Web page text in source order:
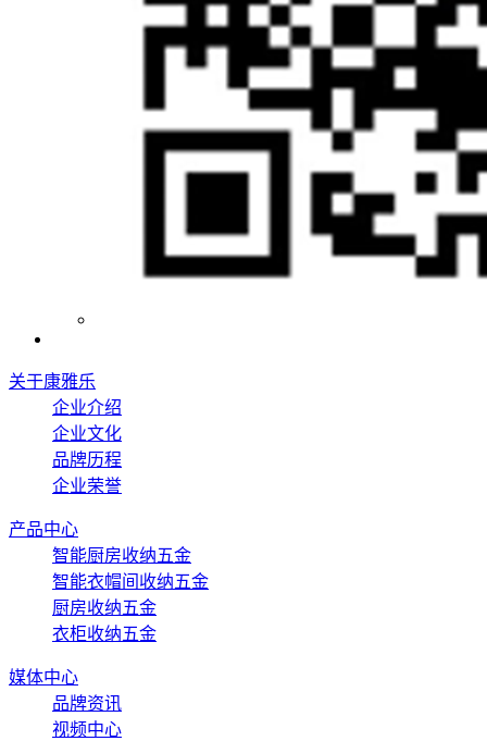
关于康雅乐
企业介绍
企业文化
品牌历程
企业荣誉
产品中心
智能厨房收纳五金
智能衣帽间收纳五金
厨房收纳五金
衣柜收纳五金
媒体中心
品牌资讯
视频中心